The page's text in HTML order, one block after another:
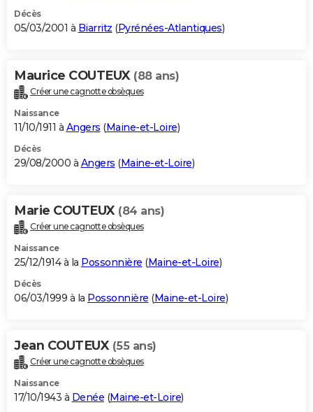
Décès
05/03/2001 à Biarritz (Pyrénées-Atlantiques)
Maurice COUTEUX (88 ans)
Créer une cagnotte obsèques
Naissance
11/10/1911 à Angers (Maine-et-Loire)
Décès
29/08/2000 à Angers (Maine-et-Loire)
Marie COUTEUX (84 ans)
Créer une cagnotte obsèques
Naissance
25/12/1914 à la Possonnière (Maine-et-Loire)
Décès
06/03/1999 à la Possonnière (Maine-et-Loire)
Jean COUTEUX (55 ans)
Créer une cagnotte obsèques
Naissance
17/10/1943 à Denée (Maine-et-Loire)